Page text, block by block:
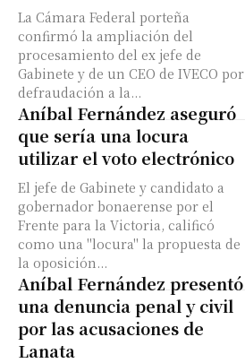
La Cámara Federal porteña
confirmó la ampliación del
procesamiento del ex jefe de
Gabinete y de un CEO de IVECO por
defraudación a la...
Aníbal Fernández aseguró
que sería una locura
utilizar el voto electrónico
El jefe de Gabinete y candidato a
gobernador bonaerense por el
Frente para la Victoria, calificó
como una "locura" la propuesta de
la oposición...
Aníbal Fernández presentó
una denuncia penal y civil
por las acusaciones de
Lanata